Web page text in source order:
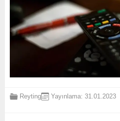
Reyting Yayınlama: 31.01.2023